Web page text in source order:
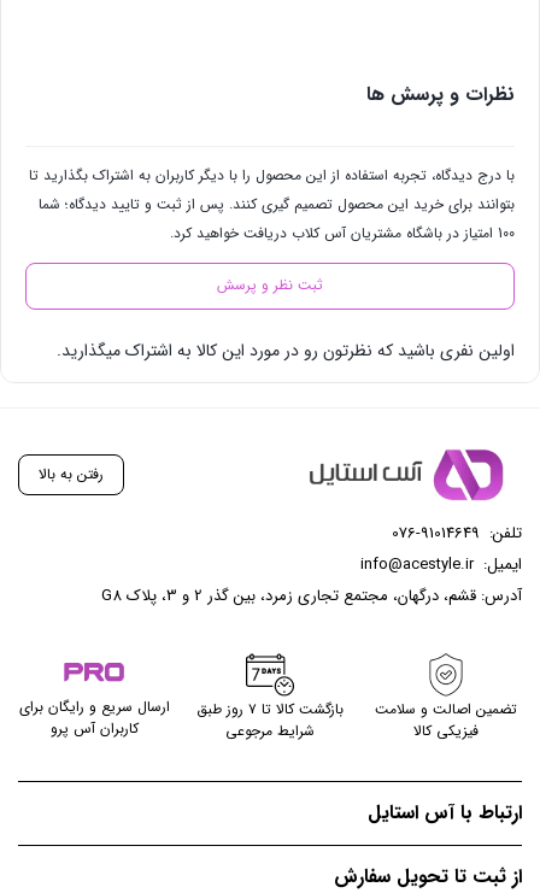
نظرات و پرسش ها
با درج دیدگاه، تجربه استفاده از این محصول را با دیگر کاربران به اشتراک بگذارید تا
بتوانند برای خرید این محصول تصمیم گیری کنند. پس از ثبت و تایید دیدگاه؛ شما
100 امتیاز در باشگاه مشتریان آس کلاب دریافت خواهید کرد.
ثبت نظر و پرسش
اولین نفری باشید که نظرتون رو در مورد این کالا به اشتراک میگذارید.
رفتن به بالا
تلفن: 076-91014649
ایمیل:info@acestyle.ir
آدرس: قشم، درگهان، مجتمع تجاری زمرد، بین گذر 2 و 3، پلاک G8
تضمین اصالت و سلامت
فیزیکی کالا
بازگشت کالا تا ۷ روز طبق
شرایط مرجوعی
ارسال سریع و رایگان برای
کاربران آس پرو
ارتباط با آس استایل
از ثبت تا تحویل سفارش